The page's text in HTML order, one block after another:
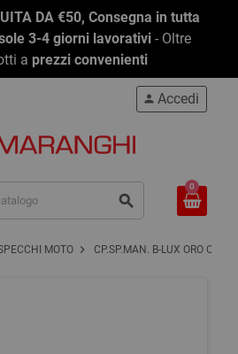
DA €50, Consegna in tutta
3-4 giorni lavorativi - Oltre
a prezzi convenienti
search
person Accedi
0
MOTO chevron_right CP.SP.MAN. B-LUX ORO